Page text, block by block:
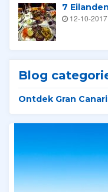
7
12-10-2017
Blog
Ontdek Gran